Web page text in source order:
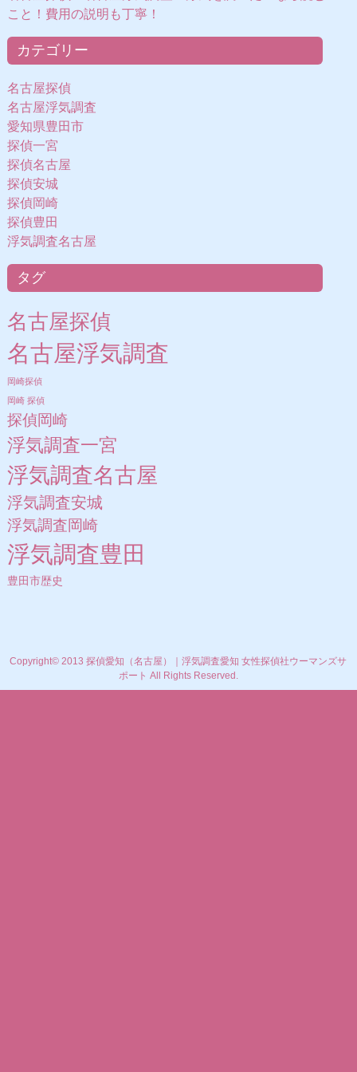
こと！費用の説明も丁寧！
カテゴリー
名古屋探偵
名古屋浮気調査
愛知県豊田市
探偵一宮
探偵名古屋
探偵安城
探偵岡崎
探偵豊田
浮気調査名古屋
タグ
名古屋探偵
名古屋浮気調査
岡崎探偵
岡崎 探偵
探偵岡崎
浮気調査一宮
浮気調査名古屋
浮気調査安城
浮気調査岡崎
浮気調査豊田
豊田市歴史
Copyright© 2013 探偵愛知（名古屋）｜浮気調査愛知 女性探偵社ウーマンズサ
ポート All Rights Reserved.